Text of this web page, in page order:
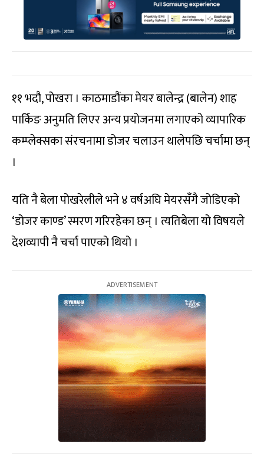
११ भदौ, पोखरा । काठमाडौंका मेयर बालेन्द्र (बालेन) शाह
पार्किङ अनुमति लिएर अन्य प्रयोजनमा लगाएको व्यापारिक
कम्प्लेक्सका संरचनामा डोजर चलाउन थालेपछि चर्चामा छन्
।
यति नै बेला पोखरेलीले भने ४ वर्षअघि मेयरसँगै जोडिएको
‘डोजर काण्ड’ स्मरण गरिरहेका छन् । त्यतिबेला यो विषयले
देशव्यापी नै चर्चा पाएको थियो ।